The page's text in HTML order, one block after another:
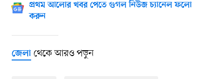
প্রথম আলোর খবর পেতে গুগল নিউজ চ্যানেল ফলো
করুন
জেলাথেকে আরও পড়ুন